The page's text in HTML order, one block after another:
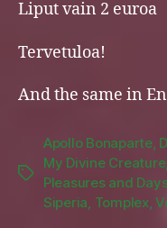
Liput vain 2 euroa
Tervetuloa!
And the same in
Tags
Apollo Bonaparte,
My Divine Creature,
Pleasures and
Siperia, Tomplex,